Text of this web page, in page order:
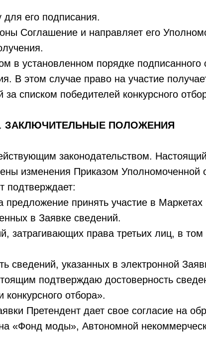
его подписания.
Соглашение и направляет его
в установленном порядке
В этом случае право на участие
списком победителей конкурсного
ЗАКЛЮЧИТЕЛЬНЫЕ ПОЛОЖЕНИЯ
законодательством.
изменения Приказом Уполномоченной
подтверждает:
предложение принять участие в
в Заявке сведений.
затрагивающих права третьих лиц, в том
сведений, указанных в электронной
подтверждаю достоверность
отбора».
Претендент дает свое согласие на
«Фонд моды», Автономной